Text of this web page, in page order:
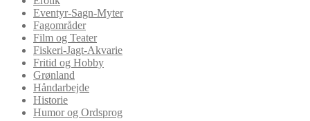
Eventyr-Sagn-Myter
Fagområder
Film og Teater
Fiskeri-Jagt-Akvarie
Fritid og Hobby
Grønland
Håndarbejde
Historie
Humor og Ordsprog